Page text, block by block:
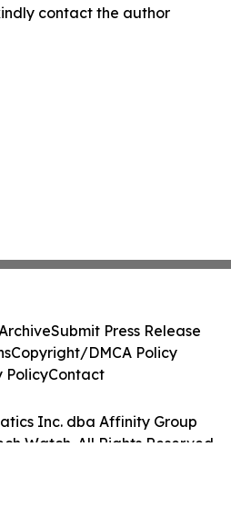
contact the author
Inc. dba Affinity Group
Watch. All Rights Reserved.
Submit Press Release
Copyright/DMCA Policy
PolicyContact